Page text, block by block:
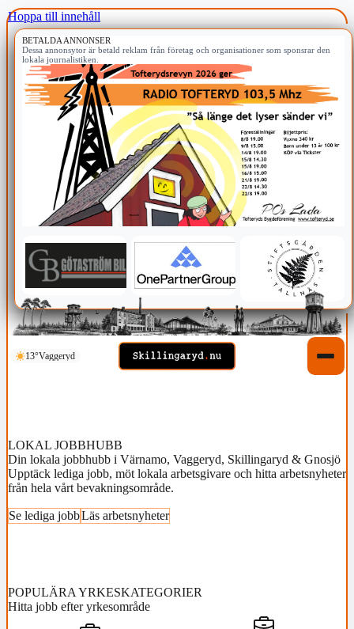
Hoppa till innehåll
BETALDA ANNONSER
Dessa annonsytor är betald reklam från företag och organisationer som sponsrar den
lokala journalistiken.
13°Vaggeryd
LOKAL JOBBHUBB
Din lokala jobbhubb i Värnamo, Vaggeryd, Skillingaryd & Gnosjö
Upptäck lediga jobb, möt lokala arbetsgivare och hitta arbetsnyheter
från hela vårt bevakningsområde.
Se lediga jobbLäs arbetsnyheter
POPULÄRA YRKESKATEGORIER
Hitta jobb efter yrkesområde